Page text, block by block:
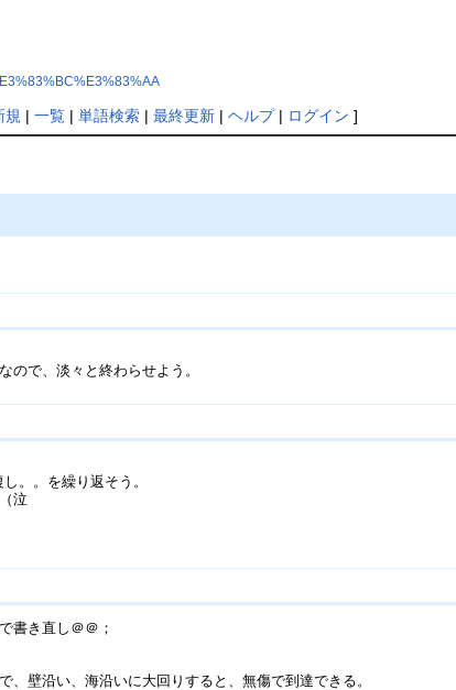
規 | 一覧| 単語検索| 最終更新| ヘルプ| ログイン ]
ので、淡々と終わらせよう。
。。を繰り返そう。
泣
書き直し＠＠；
壁沿い、海沿いに大回りすると、無傷で到達できる。